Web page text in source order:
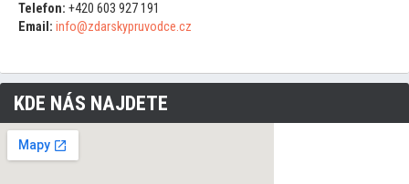
Telefon: +420 603 927 191
Email: info@zdarskypruvodce.cz
KDE NÁS NAJDETE